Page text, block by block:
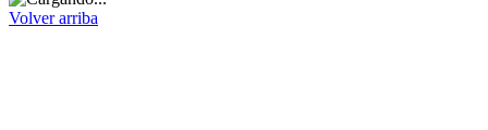
Volver arriba